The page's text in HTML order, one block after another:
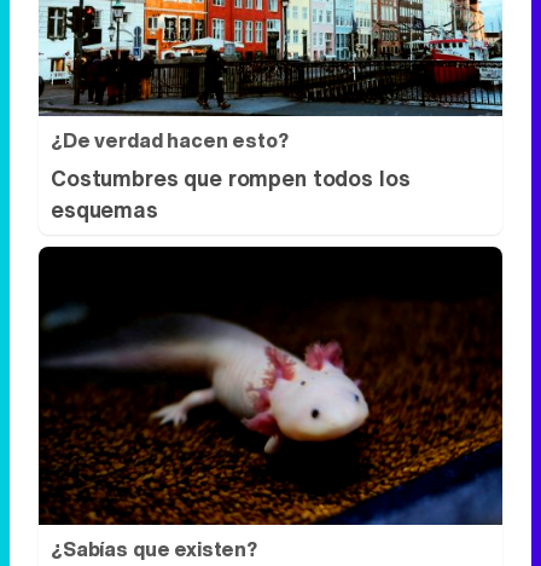
¿De verdad hacen esto?
Costumbres que rompen todos los
esquemas
¿Sabías que existen?